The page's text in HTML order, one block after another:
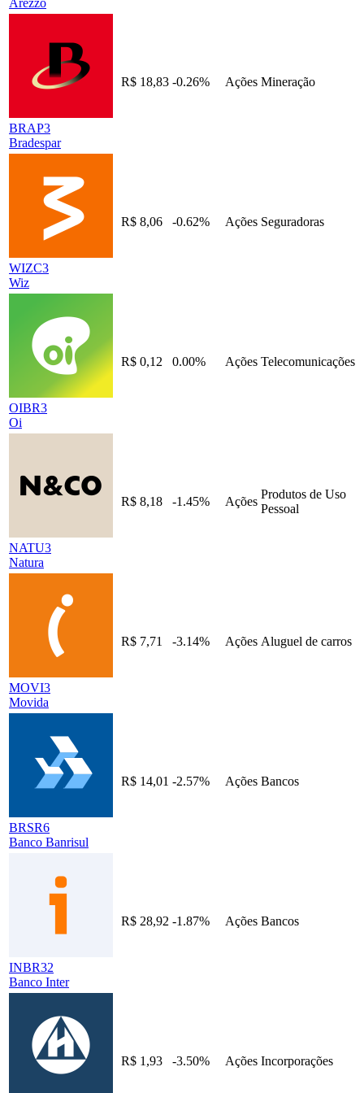
BRAP3
Bradespar
R$ 18,83 -0.26% Ações Mineração
WIZC3
Wiz
R$ 8,06 -0.62% Ações Seguradoras
OIBR3
Oi
R$ 0,12 0.00% Ações Telecomunicações
NATU3
Natura
R$ 8,18 -1.45% Ações
Produtos de Uso
Pessoal
MOVI3
Movida
R$ 7,71 -3.14% Ações Aluguel de carros
BRSR6
Banco Banrisul
R$ 14,01 -2.57% Ações Bancos
INBR32
Banco Inter
R$ 28,92 -1.87% Ações Bancos
R$ 1,93 -3.50% Ações Incorporações